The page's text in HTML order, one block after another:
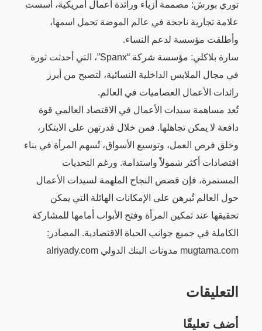
توري بورش: مصممة أزياء ورائدة أعمال أمريكية، أسست
علامة تجارية ناجحة في عالم الموضة تحمل اسمها،
وأطلقت مؤسسة لدعم النساء.
سارة بلاكلي: مؤسسة شركة “Spanx”، التي أحدثت ثورة
في مجال الملابس الداخلية النسائية، لتصبح من أبرز
رائدات الأعمال العصاميات في العالم.
تُعد مساهمة سيدات الأعمال في الاقتصاد العالمي قوة
دافعة لا يمكن تجاهلها. فمن خلال قدرتهن على الابتكار،
وخلق فرص العمل، وتوسيع الأسواق، تُسهم المرأة في بناء
اقتصادات أكثر شمولاً واستدامة. ورغم التحديات
المستمرة، فإن قصص النجاح الملهمة لسيدات الأعمال
حول العالم تُبرهن على الإمكانات الهائلة التي يمكن
تحقيقها عند تمكين المرأة وفتح الأبواب أمامها للمشاركة
الكاملة في جميع جوانب الحياة الاقتصادية. المصادر:
mugtama.com مدونات البنك الدولي alriyady.com
التعليقات
أضف تعليقًا